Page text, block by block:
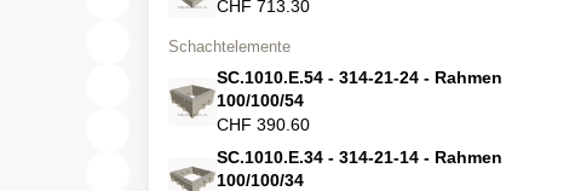
CHF 713.30
Schachtelemente
SC.1010.E.54 - 314-21-24 - Rahmen
100/100/54
CHF 390.60
SC.1010.E.34 - 314-21-14 - Rahmen
100/100/34